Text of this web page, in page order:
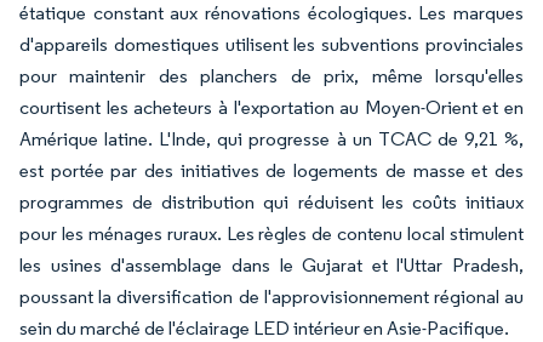
étatique constant aux rénovations écologiques. Les marques
d'appareils domestiques utilisent les subventions provinciales
pour maintenir des planchers de prix, même lorsqu'elles
courtisent les acheteurs à l'exportation au Moyen-Orient et en
Amérique latine. L'Inde, qui progresse à un TCAC de 9,21 %,
est portée par des initiatives de logements de masse et des
programmes de distribution qui réduisent les coûts initiaux
pour les ménages ruraux. Les règles de contenu local stimulent
les usines d'assemblage dans le Gujarat et l'Uttar Pradesh,
poussant la diversification de l'approvisionnement régional au
sein du marché de l'éclairage LED intérieur en Asie-Pacifique.